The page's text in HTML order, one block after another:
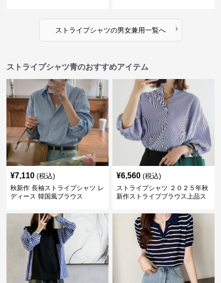
ストライプシャツの男女兼用一覧へ ›
ストライプシャツ青のおすすめアイテム
¥7,110 (税込)
秋新作 長袖ストライプシャツ レ
ディース 韓国風ブラウス
¥6,560 (税込)
ストライプシャツ ２０２５年秋
新作ストライプブラウス上品ス